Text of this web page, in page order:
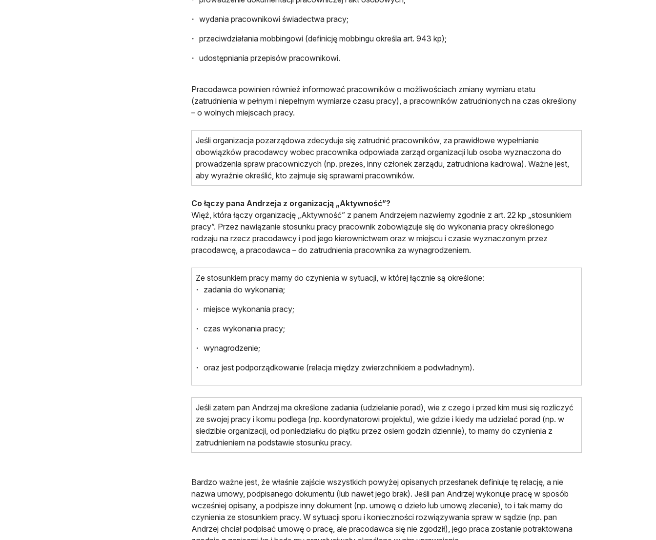
wydania pracownikowi świadectwa pracy;
przeciwdziałania mobbingowi (definicję mobbingu określa art. 943 kp);
udostępniania przepisów pracownikowi.
Pracodawca powinien również informować pracowników o możliwościach zmiany wymiaru etatu
(zatrudnienia w pełnym i niepełnym wymiarze czasu pracy), a pracowników zatrudnionych na czas określony
– o wolnych miejscach pracy.
Jeśli organizacja pozarządowa zdecyduje się zatrudnić pracowników, za prawidłowe wypełnianie
obowiązków pracodawcy wobec pracownika odpowiada zarząd organizacji lub osoba wyznaczona do
prowadzenia spraw pracowniczych (np. prezes, inny członek zarządu, zatrudniona kadrowa). Ważne jest,
aby wyraźnie określić, kto zajmuje się sprawami pracowników.
Co łączy pana Andrzeja z organizacją „Aktywność”?
Więź, która łączy organizację „Aktywność” z panem Andrzejem nazwiemy zgodnie z art. 22 kp „stosunkiem
pracy”. Przez nawiązanie stosunku pracy pracownik zobowiązuje się do wykonania pracy określonego
rodzaju na rzecz pracodawcy i pod jego kierownictwem oraz w miejscu i czasie wyznaczonym przez
pracodawcę, a pracodawca – do zatrudnienia pracownika za wynagrodzeniem.
Ze stosunkiem pracy mamy do czynienia w sytuacji, w której łącznie są określone:
zadania do wykonania;
miejsce wykonania pracy;
czas wykonania pracy;
wynagrodzenie;
oraz jest podporządkowanie (relacja między zwierzchnikiem a podwładnym).
Jeśli zatem pan Andrzej ma określone zadania (udzielanie porad), wie z czego i przed kim musi się rozliczyć
ze swojej pracy i komu podlega (np. koordynatorowi projektu), wie gdzie i kiedy ma udzielać porad (np. w
siedzibie organizacji, od poniedziałku do piątku przez osiem godzin dziennie), to mamy do czynienia z
zatrudnieniem na podstawie stosunku pracy.
Bardzo ważne jest, że właśnie zajście wszystkich powyżej opisanych przesłanek definiuje tę relację, a nie
nazwa umowy, podpisanego dokumentu (lub nawet jego brak). Jeśli pan Andrzej wykonuje pracę w sposób
wcześniej opisany, a podpisze inny dokument (np. umowę o dzieło lub umowę zlecenie), to i tak mamy do
czynienia ze stosunkiem pracy. W sytuacji sporu i konieczności rozwiązywania spraw w sądzie (np. pan
Andrzej chciał podpisać umowę o pracę, ale pracodawca się nie zgodził), jego praca zostanie potraktowana